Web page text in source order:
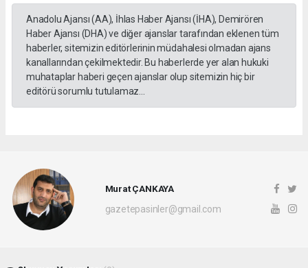
Anadolu Ajansı (AA), İhlas Haber Ajansı (İHA), Demirören
Haber Ajansı (DHA) ve diğer ajanslar tarafından eklenen tüm
haberler, sitemizin editörlerinin müdahalesi olmadan ajans
kanallarından çekilmektedir. Bu haberlerde yer alan hukuki
muhataplar haberi geçen ajanslar olup sitemizin hiç bir
editörü sorumlu tutulamaz...
Murat ÇANKAYA
gazetepasinler@gmail.com